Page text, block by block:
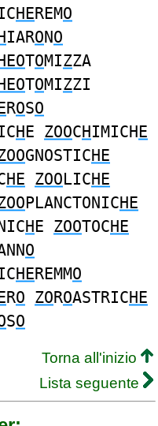
HEREMO
IARONO
TOMIZZA
TOMIZZI
ROSO
HE ZOOCHIMICHE
GNOSTICHE
HE ZOOLICHE
PLANCTONICHE
HE ZOOTOCHE
O
HEREMMO
RO ZOROASTRICHE
SO
Torna all'inizio
Lista seguente